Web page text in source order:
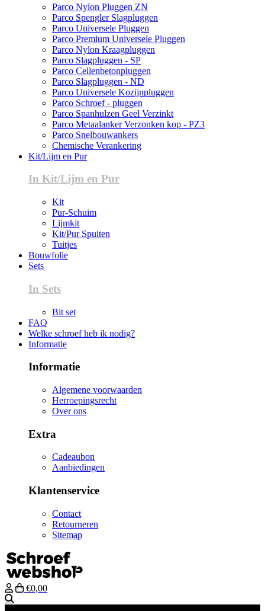
Parco Nylon Pluggen ZN
Parco Spengler Slagpluggen
Parco Universele Pluggen
Parco Premium Universele Pluggen
Parco Nylon Kraagpluggen
Parco Slagpluggen - SP
Parco Cellenbetonpluggen
Parco Slagpluggen - ND
Parco Universele Kozijnpluggen
Parco Schroef - pluggen
Parco Spanhulzen Geel Verzinkt
Parco Metaalanker Verzonken kop - PZ3
Parco Snelbouwankers
Chemische Verankering
Kit/Lijm en Pur
In Kit/Lijm en Pur
Kit
Pur-Schuim
Lijmkit
Kit/Pur Spuiten
Tuitjes
Bouwfolie
Sets
In Sets
Bit set
FAQ
Welke schroef heb ik nodig?
Informatie
Informatie
Algemene voorwaarden
Herroepingsrecht
Over ons
Extra
Cadeaubon
Aanbiedingen
Klantenservice
Contact
Retourneren
Sitemap
€0,00